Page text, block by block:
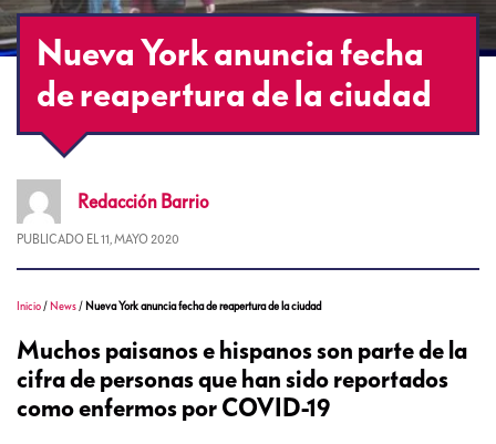
Nueva York anuncia fecha
de reapertura de la ciudad
Redacción Barrio
PUBLICADO EL 11, MAYO 2020
Inicio / News / Nueva York anuncia fecha de reapertura de la ciudad
Muchos paisanos e hispanos son parte de la
cifra de personas que han sido reportados
como enfermos por COVID-19